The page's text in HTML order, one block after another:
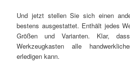
Und jetzt stellen Sie sich einen
bestens ausgestattet. Enthält jedes
Größen und Varianten. Klar,
Werkzeugkasten alle
erledigen kann.